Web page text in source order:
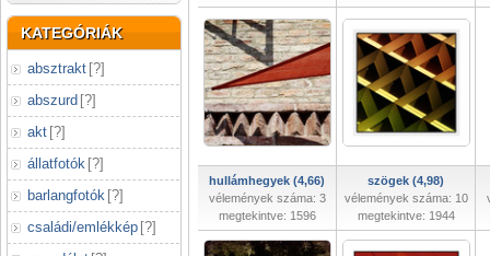
KATEGÓRIÁK
absztrakt [?]
abszurd [?]
akt [?]
állatfotók [?]
barlangfotók [?]
családi/emlékkép [?]
hullámhegyek (4,66)
vélemények száma: 3
megtekintve: 1596
szögek (4,98)
vélemények száma: 10
megtekintve: 1944